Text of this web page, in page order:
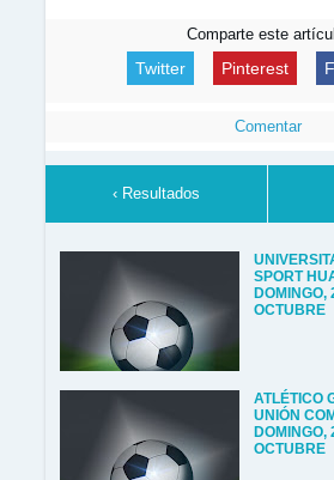
Comparte este
Twitter Pinterest
Comentar
‹ Resultados
SPORT
DOMINGO,
OCTUBRE
ATLÉTICO
UNIÓN
DOMINGO,
OCTUBRE